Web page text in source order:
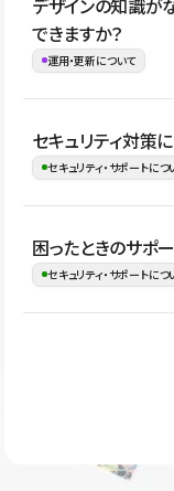
ない段階でも、お問
お問合せはこちら
管理の有無などがプ
ージをご覧ください。
デザインの知識が
できますか？
運用・更新について
はい。CMSやコンポ
ことで、デザインを
ながらレイアウトに
す。
セキュリティ対策
セキュリティ・サポートにつ
Studioでは、公開サ
の暗号化、データ保
はSSL/TLSによる通
困ったときのサポ
セキュリティ・サポートにつ
操作方法や機能につ
ユーザー同士で質問